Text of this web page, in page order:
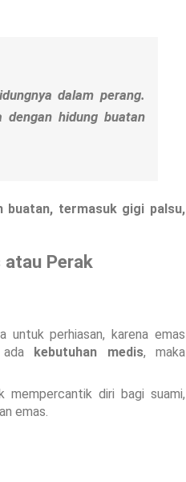
dalam perang.
buatan, termasuk gigi palsu,
atau Perak
untuk perhiasan, karena emas
ada kebutuhan medis, maka
mempercantik diri bagi suami,
emas.